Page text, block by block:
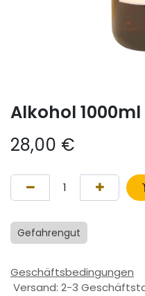
Alkohol
28,00 €
Gefahrengut
Geschäftsbedingungen
Versand: 2-3